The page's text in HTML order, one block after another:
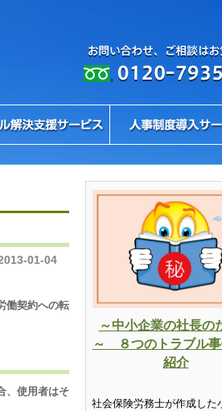
01-04
働契約への転
、使用者はそ
～中小企業の社長の
～ ８つのトラブル
紹介
社会保険労務士が作成した